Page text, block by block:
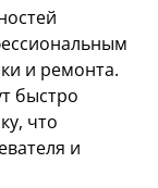
и ремонта.
быстро
что
и